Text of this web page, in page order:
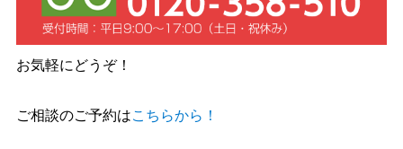
お気軽にどうぞ！
ご相談のご予約はこちらから！